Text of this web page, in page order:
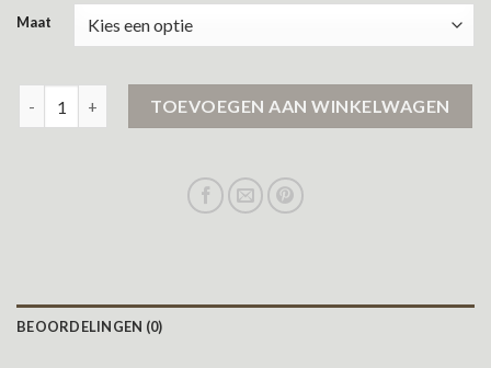
Maat
TOEVOEGEN AAN WINKELWAGEN
BEOORDELINGEN (0)